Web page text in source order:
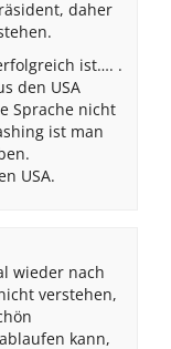
daher
ist…. .
den USA
Sprache nicht
ist man
USA.
wieder nach
verstehen,
kann,